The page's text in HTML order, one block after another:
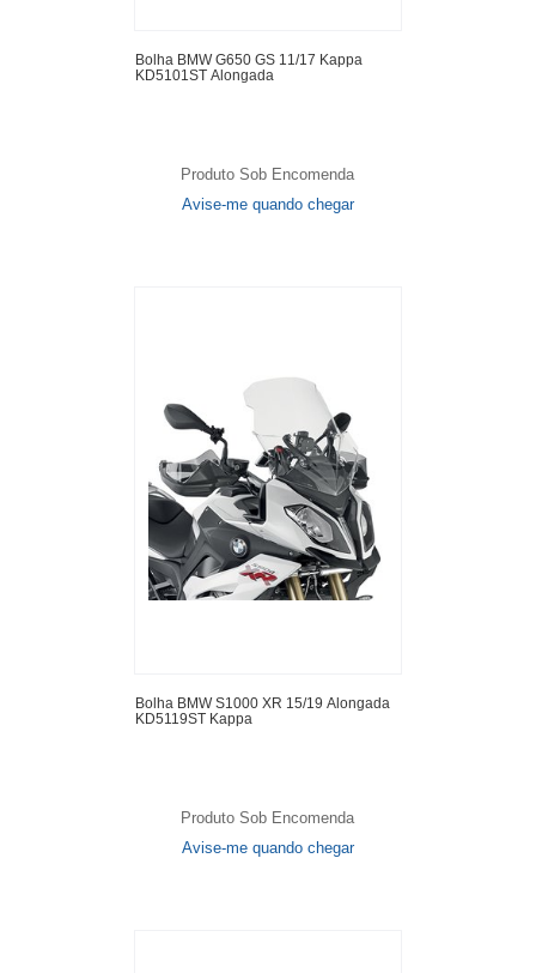
Bolha BMW G650 GS 11/17 Kappa
KD5101ST Alongada
Produto Sob Encomenda
Avise-me quando chegar
Bolha BMW S1000 XR 15/19 Alongada
KD5119ST Kappa
Produto Sob Encomenda
Avise-me quando chegar